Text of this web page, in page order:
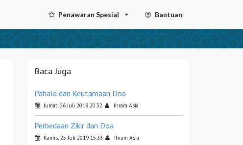
Penawaran Spesial Bantuan
Baca Juga
Pahala dan Keutamaan Doa
Jumat, 26 Juli 2019 20.32 Ihram Asia
Perbedaan Zikir dan Doa
Kamis, 25 Juli 2019 15.33 Ihram Asia